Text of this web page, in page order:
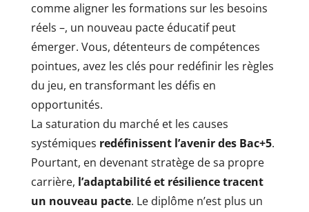
comme aligner les formations sur les besoins
réels –, un nouveau pacte éducatif peut
émerger. Vous, détenteurs de compétences
pointues, avez les clés pour redéfinir les règles
du jeu, en transformant les défis en
opportunités.
La saturation du marché et les causes
systémiques redéfinissent l’avenir des Bac+5.
Pourtant, en devenant stratège de sa propre
carrière, l’adaptabilité et résilience tracent
un nouveau pacte. Le diplôme n’est plus un